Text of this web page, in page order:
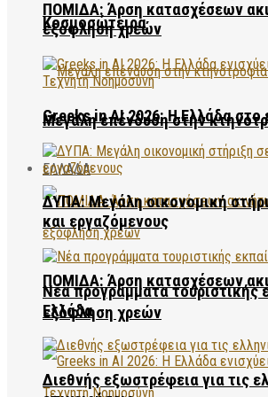
Κοσμοσώτειρα
Μεγάλη επένδυση στην
ΕΛΛΑΔΑ
ΠΟΜΙΔΑ: Άρση κατασχέσεων
εξόφληση χρεών
ΠΟΜΙΔΑ: Άρση κατασχέσεων
εξόφληση χρεών
Greeks in AI 2026: Η Ελλάδα στο
ΔΥΠΑ: Μεγάλη οικονομική
και εργαζόμενους
Νέα προγράμματα τουριστικής
Ελλάδα
Διεθνής εξωστρέφεια για τις